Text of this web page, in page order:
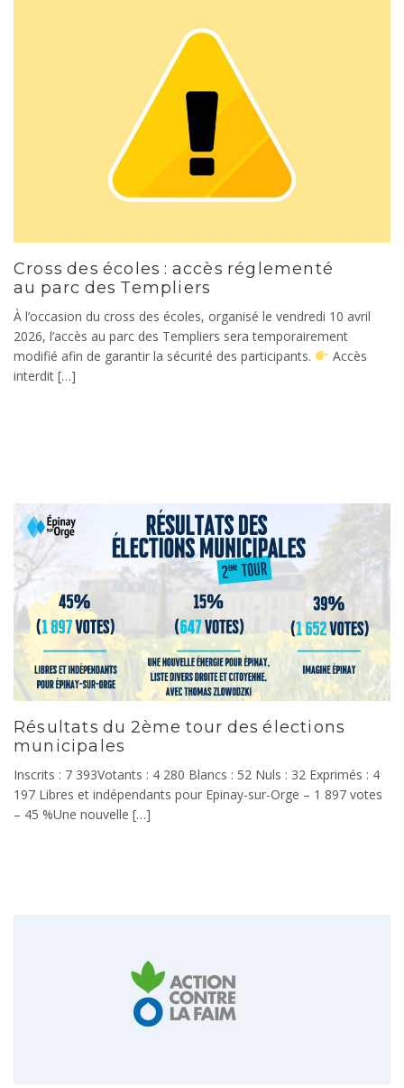
Cross des écoles : accès réglementé
au parc des Templiers
À l’occasion du cross des écoles, organisé le vendredi 10 avril
2026, l’accès au parc des Templiers sera temporairement
modifié afin de garantir la sécurité des participants.
Accès
interdit […]
Résultats du 2ème tour des élections
municipales
Inscrits : 7 393Votants : 4 280 Blancs : 52 Nuls : 32 Exprimés : 4
197 Libres et indépendants pour Epinay-sur-Orge – 1 897 votes
– 45 %Une nouvelle […]